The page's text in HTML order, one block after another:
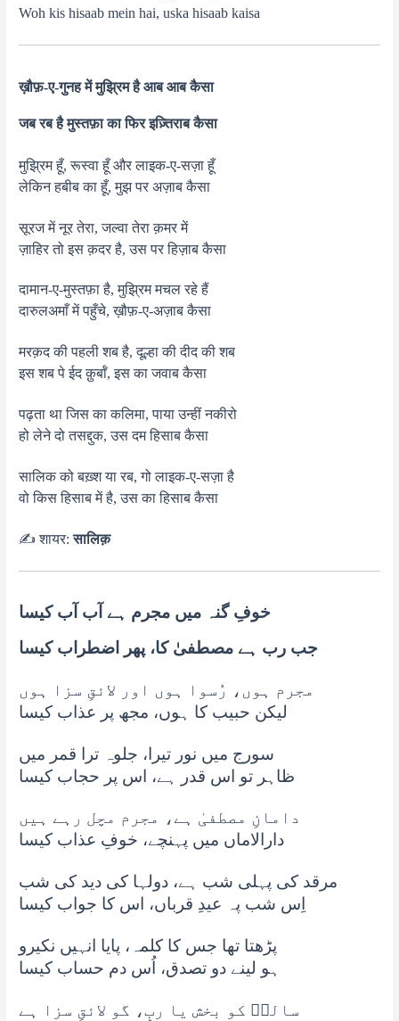
Woh kis hisaab mein hai, uska hisaab kaisa
ख़ौफ़-ए-गुनह में मुझ्रिम है आब आब कैसा
जब रब है मुस्तफ़ा का फिर इज़्तिराब कैसा
मुझ्रिम हूँ, रूस्वा हूँ और लाइक-ए-सज़ा हूँ
लेकिन हबीब का हूँ, मुझ पर अज़ाब कैसा
सूरज में नूर तेरा, जल्वा तेरा क़मर में
ज़ाहिर तो इस क़दर है, उस पर हिज़ाब कैसा
दामान-ए-मुस्तफ़ा है, मुझ्रिम मचल रहे हैं
दारुलअमाँ में पहुँचे, ख़ौफ़-ए-अज़ाब कैसा
मरक़द की पहली शब है, दूल्हा की दीद की शब
इस शब पे ईद क़ुर्बाँ, इस का जवाब कैसा
पढ़ता था जिस का कलिमा, पाया उन्हीं नकीरो
हो लेने दो तसद्दुक, उस दम हिसाब कैसा
सालिक को बख़्श या रब, गो लाइक-ए-सज़ा है
वो किस हिसाब में है, उस का हिसाब कैसा
✍️ शायर:सालिक़
خوفِ گنہ میں مجرم ہے آب آب کیسا
جب رب ہے مصطفیٰ کا، پھر اضطراب کیسا
مجرم ہوں، رُسوا ہوں اور لائقِ سزا ہوں
لیکن حبیب کا ہوں، مجھ پر عذاب کیسا
سورج میں نور تیرا، جلوہ ترا قمر میں
ظاہر تو اس قدر ہے، اس پر حجاب کیسا
دامانِ مصطفیٰ ہے، مجرم مچل رہے ہیں
دارالاماں میں پہنچے، خوفِ عذاب کیسا
مرقد کی پہلی شب ہے، دولہا کی دید کی شب
اِس شب پہ عیدِ قرباں، اس کا جواب کیسا
پڑھتا تھا جس کا کلمہ، پایا انہیں نکیرو
ہو لینے دو تصدق، اُس دم حساب کیسا
سالکؔ کو بخش یا رب، گو لائقِ سزا ہے